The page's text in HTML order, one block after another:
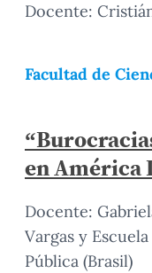
Docente:
Facultad de
en América
Docente:
Vargas y
Pública (Brasil)